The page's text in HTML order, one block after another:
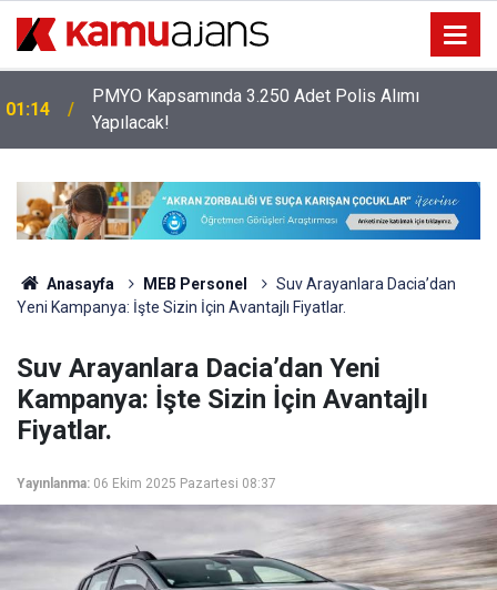
01:14
PMYO Kapsamında 3.250 Adet Polis Alımı
Yapılacak!
Anasayfa MEB Personel
Suv Arayanlara Dacia’dan
Yeni Kampanya: İşte Sizin İçin Avantajlı Fiyatlar.
Suv Arayanlara Dacia’dan Yeni
Kampanya: İşte Sizin İçin Avantajlı
Fiyatlar.
Yayınlanma: 06 Ekim 2025 Pazartesi 08:37